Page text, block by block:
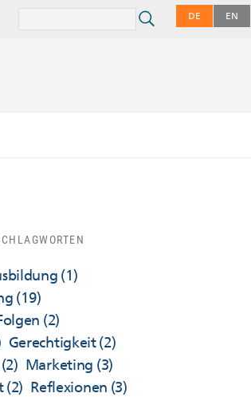
DE EN
(1)
(19)
(2)
Gerechtigkeit(2)
Marketing (3)
(2) Reflexionen (3)